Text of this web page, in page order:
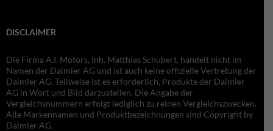
DISCLAIMER
Die Firma A.I. Motors, Inh. Matthias Schubert, handelt nicht im
Namen der Daimler AG und ist auch keine offizielle Vertretung der
Daimler AG. Teilweise ist es erforderlich, Produkte der Daimler
AG in Wort und Bild darzustellen. Die Angabe der
Vergleichsnummern erfolgt lediglich zu reinen Vergleichszwecken.
Alle Markennamen und Produktbezeichnungen sind Copyright by
Daimler AG.